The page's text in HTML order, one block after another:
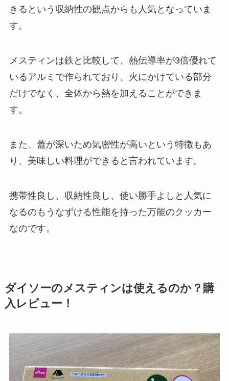
きるという収納性の観点からも人気となっていま
す。
メスティンは鉄と比較して、熱伝導率が3倍優れて
いるアルミで作られており、火にかけている部分
だけでなく、全体から熱を加えることができま
す。
また、蓋が深いため気密性が高いという特徴もあ
り、美味しい料理ができると言われています。
携帯性良し、収納性良し、使い勝手よしと人気に
なるのもうなずける性能を持った万能のクッカー
なのです。
ダイソーのメスティンは使えるのか？購
入レビュー！